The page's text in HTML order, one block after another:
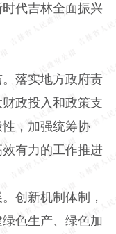
代吉林全面振兴
落实地方政府责
政投入和政策支
，加强统筹协
有力的工作推进
新机制体制，
色生产、绿色加